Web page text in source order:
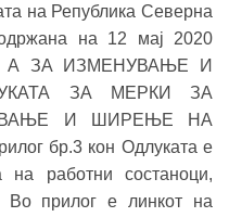
на Република Северна
на 12 мај 2020
А ЗА ИЗМЕНУВАЊЕ И
ЗА МЕРКИ ЗА
И ШИРЕЊЕ НА
бр.3 кон Одлуката е
на работни состаноци,
Во прилог е линкот на